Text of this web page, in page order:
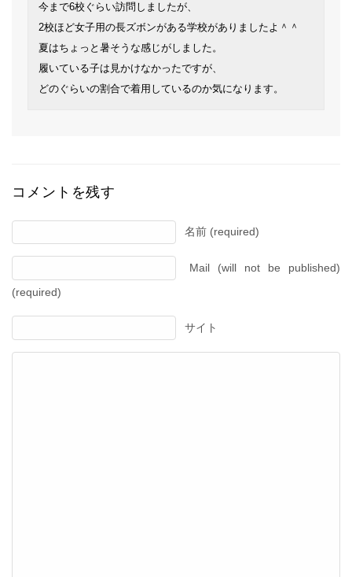
今まで6校ぐらい訪問しましたが、
2校ほど女子用の長ズボンがある学校がありましたよ＾＾
夏はちょっと暑そうな感じがしました。
履いている子は見かけなかったですが、
どのぐらいの割合で着用しているのか気になります。
コメントを残す
名前 (required)
Mail (will not be published)
(required)
サイト